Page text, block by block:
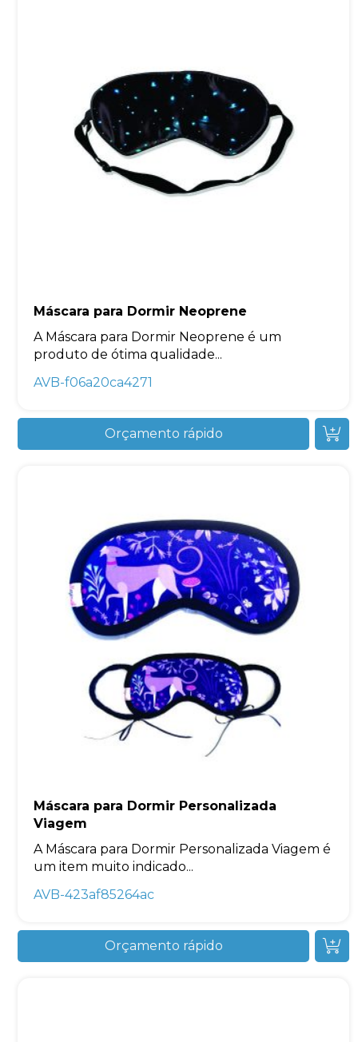
Máscara para Dormir Neoprene
A Máscara para Dormir Neoprene é um
produto de ótima qualidade...
AVB-f06a20ca4271
Orçamento rápido
Máscara para Dormir Personalizada
Viagem
A Máscara para Dormir Personalizada Viagem é
um item muito indicado...
AVB-423af85264ac
Orçamento rápido